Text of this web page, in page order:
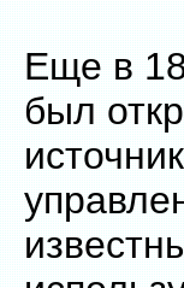
Еще в
был